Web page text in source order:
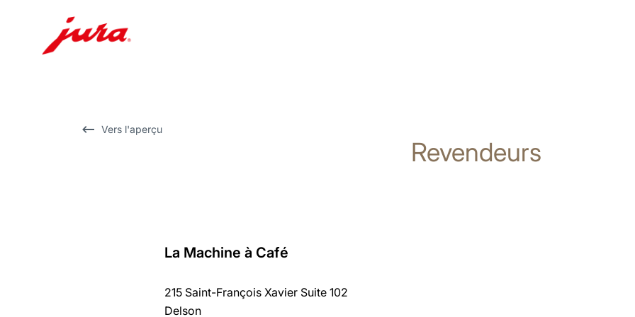
Vers l'aperçu
Revendeurs
La Machine à Café
215 Saint-François Xavier Suite 102
Delson